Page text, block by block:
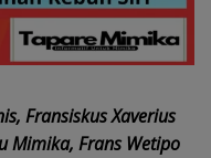
Fransiskus Xaverius
Mimika, Frans Wetipo